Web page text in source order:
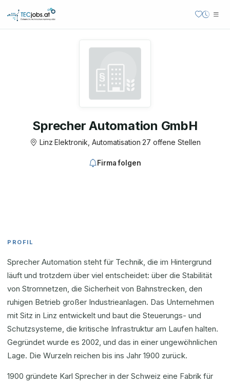
Sprecher Automation GmbH
Linz·Elektronik, Automatisation·27 offene Stellen
Firma folgen
PROFIL
Sprecher Automation steht für Technik, die im Hintergrund
läuft und trotzdem über viel entscheidet: über die Stabilität
von Stromnetzen, die Sicherheit von Bahnstrecken, den
ruhigen Betrieb großer Industrieanlagen. Das Unternehmen
mit Sitz in Linz entwickelt und baut die Steuerungs- und
Schutzsysteme, die kritische Infrastruktur am Laufen halten.
Gegründet wurde es 2002, und das in einer ungewöhnlichen
Lage. Die Wurzeln reichen bis ins Jahr 1900 zurück.
1900 gründete Karl Sprecher in der Schweiz eine Fabrik für